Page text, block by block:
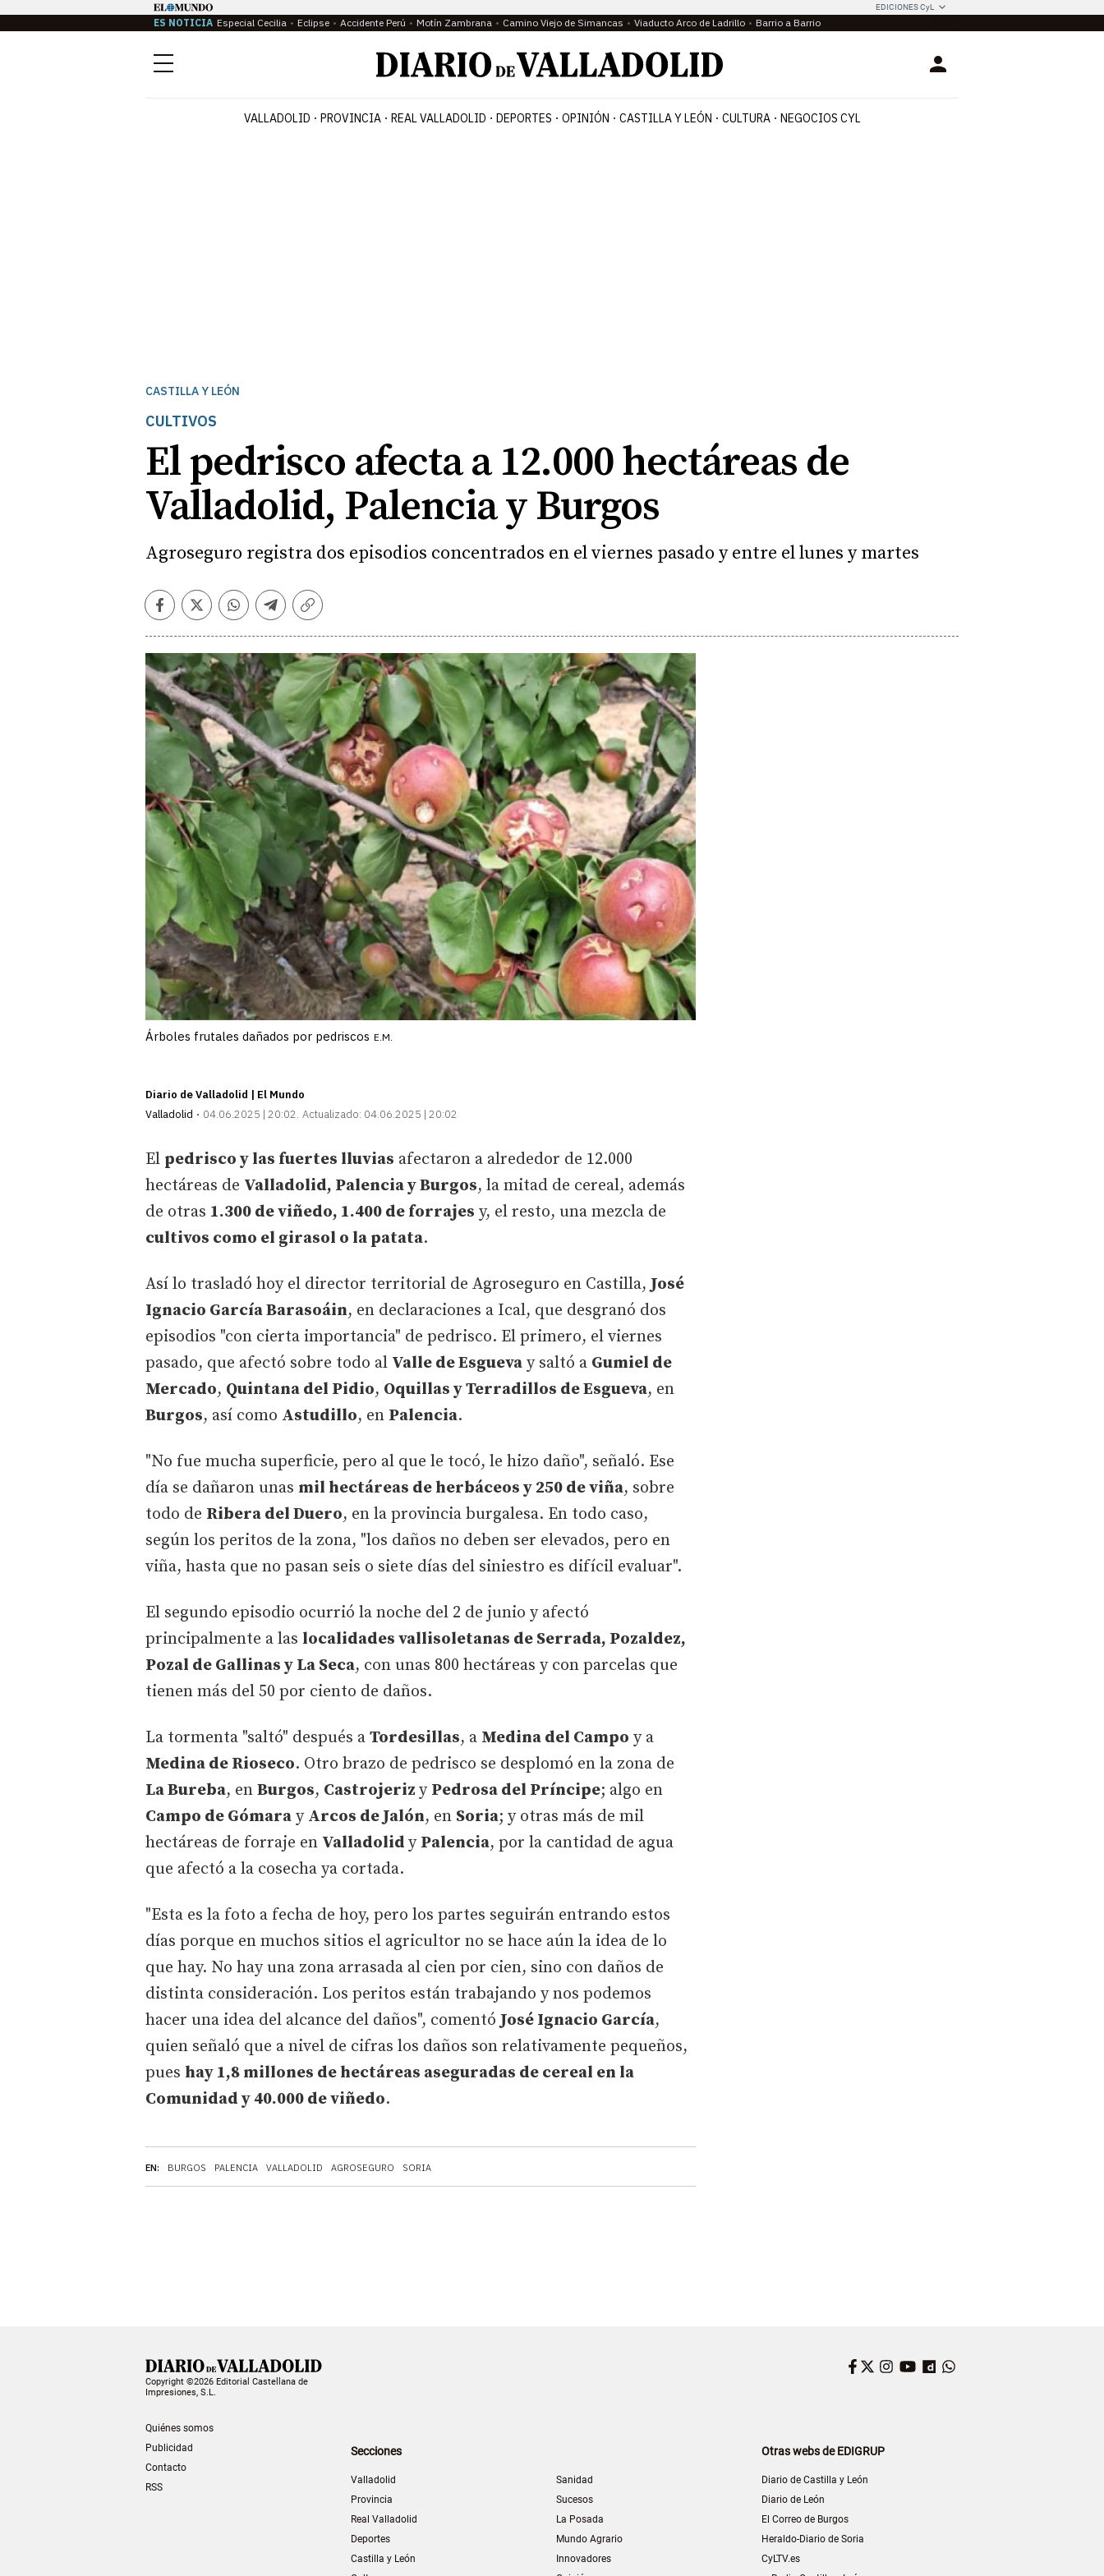
EDICIONES CyL
ES NOTICIA Especial Cecilia Eclipse Accidente Perú Motín Zambrana Camino Viejo de Simancas Viaducto Arco de Ladrillo Barrio a Barrio
Menú Login
VALLADOLID PROVINCIA REAL VALLADOLID DEPORTES OPINIÓN CASTILLA Y LEÓN CULTURA NEGOCIOS CYL
CASTILLA Y LEÓN
CULTIVOS
El pedrisco afecta a 12.000 hectáreas de
Valladolid, Palencia y Burgos
Agroseguro registra dos episodios concentrados en el viernes pasado y entre el lunes y martes
Facebook
TwitterWhatsapp
Telegram
Copiar
Árboles frutales dañados por pedriscos E.M.
Diario de Valladolid | El Mundo
Valladolid
04.06.2025 | 20:02 Actualizado: 04.06.2025 | 20:02
EN: BURGOS PALENCIA VALLADOLID AGROSEGURO SORIA
El pedrisco y las fuertes lluvias afectaron a alrededor de 12.000
hectáreas de Valladolid, Palencia y Burgos, la mitad de cereal, además
de otras 1.300 de viñedo, 1.400 de forrajes y, el resto, una mezcla de
cultivos como el girasol o la patata.
Así lo trasladó hoy el director territorial de Agroseguro en Castilla, José
Ignacio García Barasoáin, en declaraciones a Ical, que desgranó dos
episodios "con cierta importancia" de pedrisco. El primero, el viernes
pasado, que afectó sobre todo al Valle de Esgueva y saltó a Gumiel de
Mercado, Quintana del Pidio, Oquillas y Terradillos de Esgueva, en
Burgos, así como Astudillo, en Palencia.
"No fue mucha superficie, pero al que le tocó, le hizo daño", señaló. Ese
día se dañaron unas mil hectáreas de herbáceos y 250 de viña, sobre
todo de Ribera del Duero, en la provincia burgalesa. En todo caso,
según los peritos de la zona, "los daños no deben ser elevados, pero en
viña, hasta que no pasan seis o siete días del siniestro es difícil evaluar".
El segundo episodio ocurrió la noche del 2 de junio y afectó
principalmente a las localidades vallisoletanas de Serrada, Pozaldez,
Pozal de Gallinas y La Seca, con unas 800 hectáreas y con parcelas que
tienen más del 50 por ciento de daños.
La tormenta "saltó" después a Tordesillas, a Medina del Campo y a
Medina de Rioseco. Otro brazo de pedrisco se desplomó en la zona de
La Bureba, en Burgos, Castrojeriz y Pedrosa del Príncipe; algo en
Campo de Gómara y Arcos de Jalón, en Soria; y otras más de mil
hectáreas de forraje en Valladolid y Palencia, por la cantidad de agua
que afectó a la cosecha ya cortada.
"Esta es la foto a fecha de hoy, pero los partes seguirán entrando estos
días porque en muchos sitios el agricultor no se hace aún la idea de lo
que hay. No hay una zona arrasada al cien por cien, sino con daños de
distinta consideración. Los peritos están trabajando y nos podemos
hacer una idea del alcance del daños", comentó José Ignacio García,
quien señaló que a nivel de cifras los daños son relativamente pequeños,
pues hay 1,8 millones de hectáreas aseguradas de cereal en la
Comunidad y 40.000 de viñedo.
Copyright ©2026 Editorial Castellana de
Impresiones, S.L.
Quiénes somos
Publicidad
Contacto
RSS
Facebook
Twitter
Instagram
YouTube
Dailymotion
Secciones
Valladolid
Provincia
Real Valladolid
Deportes
Castilla y León
Sanidad
Sucesos
La Posada
Mundo Agrario
Innovadores
Otras webs de EDIGRUP
Diario de Castilla y León
Diario de León
El Correo de Burgos
Heraldo-Diario de Soria
CyLTV.es